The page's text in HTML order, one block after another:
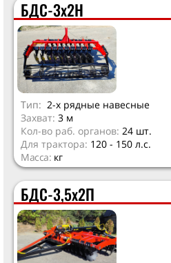
БДС-3х2Н
Тип: 2-х рядные навесные
Захват: 3 м
Кол-во раб. органов: 24 шт.
Для трактора: 120 - 150 л.с.
Масса: кг
БДС-3,5х2П